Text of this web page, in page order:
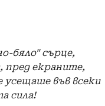
бяло" сърце,
пред екраните,
усещаше във всеки
сила!